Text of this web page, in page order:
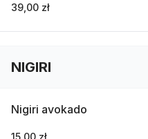
39,00 zł
NIGIRI
Nigiri avokado
15,00 zł